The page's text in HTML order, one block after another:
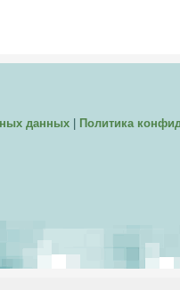
данных| Политика